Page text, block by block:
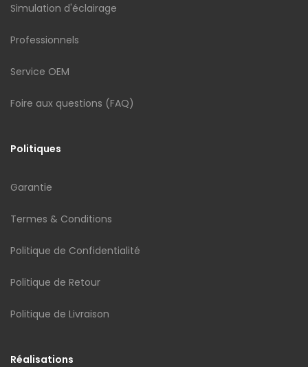
Simulation d'éclairage
Professionnels
Service OEM
Foire aux questions (FAQ)
Politiques
Garantie
Termes & Conditions
Politique de Confidentialité
Politique de Retour
Politique de Livraison
Réalisations